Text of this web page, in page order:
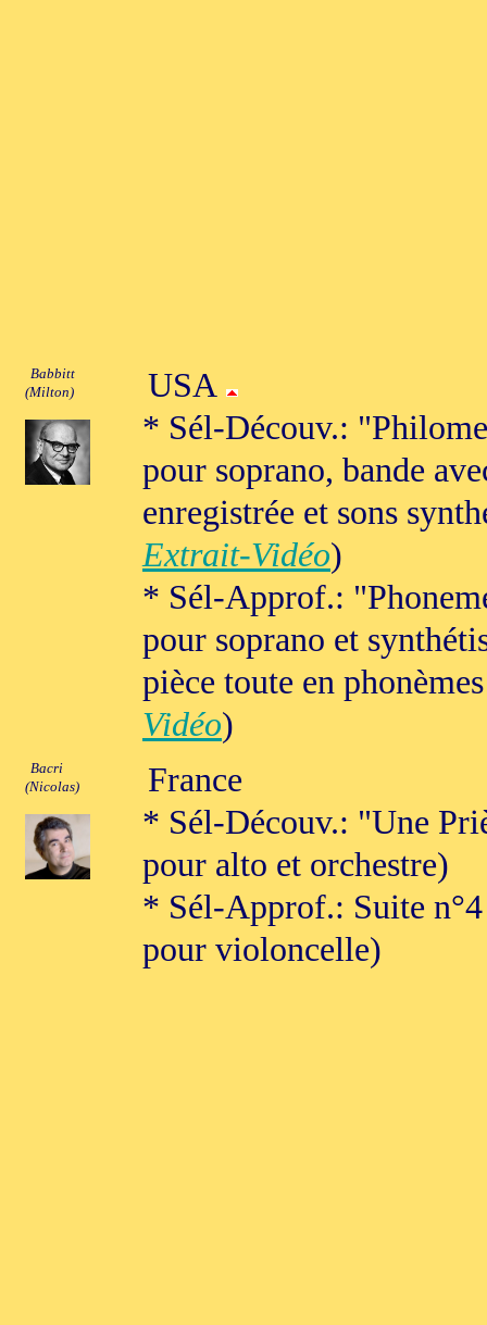
Babbitt
(Milton)
USA
* Sél-Découv.:
pour soprano, bande
enregistrée et sons
Extrait-Vidéo)
* Sél-Approf.:
pour soprano et
pièce toute en
Vidéo)
Bacri
(Nicolas)
France
* Sél-Découv.: "Une
pour alto et orchestre)
* Sél-Approf.: Suite
pour violoncelle)